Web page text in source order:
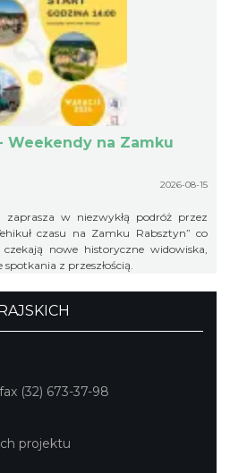
Weekendy na Zamku
2026-08-15
w niezwykłą podróż przez
czasu na Zamku Rabsztyn” co
nowe historyczne widowiska,
z przeszłością.
(32) 673-37-98
projektu